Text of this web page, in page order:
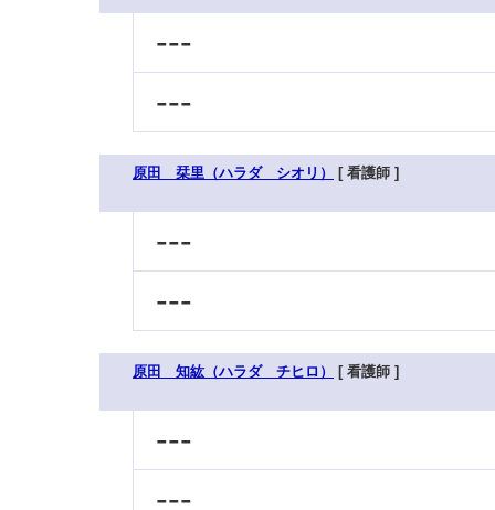
---
---
原田 栞里（ハラダ シオリ） [ 看護師 ]
---
---
原田 知紘（ハラダ チヒロ） [ 看護師 ]
---
---